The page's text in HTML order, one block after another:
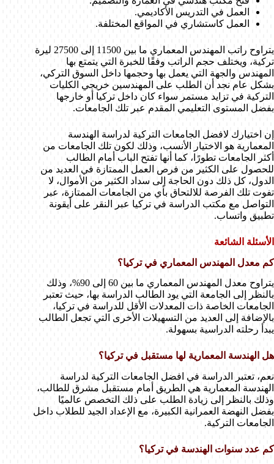
العمل في التدريس الأكاديمي.
العمل كاستشاري في المواقع المختلفة.
يتراوح راتب المهندس المعماري ما بين 11500 إلى 27500 ليرة
تركية، ويختلف حجم الراتب وفقًا للخبرة التي يتمتع بها
المهندس والجهة التي يعمل بها وحجمها داخل السوق التركي،
بشكل عام نجد أن الطلب على المهندسين خريجي الكليات
التركية في تزايد مستمر سواء كان داخل تركيا أو خارجها
بفضل المستوى التعليمي المقدم عبر تلك الجامعات.
إن اختيارك لافضل الجامعات التركية لدراسة الهندسة
المعمارية هو الاختيار الأنسب، وذلك لكون تلك الجامعات من
أكثر الجامعات تطورًا، كما أنها تفتح الباب أمام الطالب
للحصول على الكثير من فرص العمل الممتازة في العديد من
الدول، كل ذلك دون الحاجة إلى سداد الكثير من الأموال، لا
تفوت تلك الفرصة للالتحاق بأي من الجامعات الممتازة، عبر
التواصل مع مكتب الدراسة في تركيا عبر النقر على أيقونة
تطبيق واتساب.
الأسئلة الشائعة
كم معدل المهندس المعماري في تركيا؟
يتراوح معدل المهندس المعماري ما بين 60 إلى 90%، وذلك
بالنظر إلى الجامعة التي يود الطالب الدراسة بها، حيث تعتبر
الجامعات الخاصة ذات المعدلات الأقل للدراسة في تركيا،
بالإضافة إلى العديد من التسهيلات الأخرى التي تجعل الطالب
يبدأ رحلته الدراسية بسهولة.
هل الهندسة المعمارية لها مستقبل في تركيا؟
نعم، تعتبر الدراسة في افضل الجامعات التركية لدراسة
الهندسة المعمارية هي الطريق أمام مستقبل مشرق للطالب،
وذلك بالنظر إلى زيادة الطلب على ذلك التخصص عالميًا
بفضل النهضة العمرانية الكبيرة، مع الإعداد الجيد للطلاب داخل
الجامعات التركية.
كم عدد سنوات الهندسة في تركيا؟